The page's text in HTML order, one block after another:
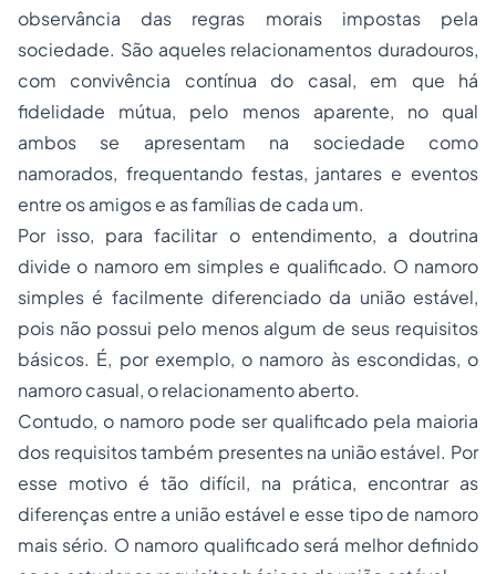
observância das regras morais impostas pela
sociedade. São aqueles relacionamentos duradouros,
com convivência contínua do casal, em que há
fidelidade mútua, pelo menos aparente, no qual
ambos se apresentam na sociedade como
namorados, frequentando festas, jantares e eventos
entre os amigos e as famílias de cada um.
Por isso, para facilitar o entendimento, a doutrina
divide o namoro em simples e qualificado. O namoro
simples é facilmente diferenciado da união estável,
pois não possui pelo menos algum de seus requisitos
básicos. É, por exemplo, o namoro às escondidas, o
namoro casual, o relacionamento aberto.
Contudo, o namoro pode ser qualificado pela maioria
dos requisitos também presentes na união estável. Por
esse motivo é tão difícil, na prática, encontrar as
diferenças entre a união estável e esse tipo de namoro
mais sério. O namoro qualificado será melhor definido